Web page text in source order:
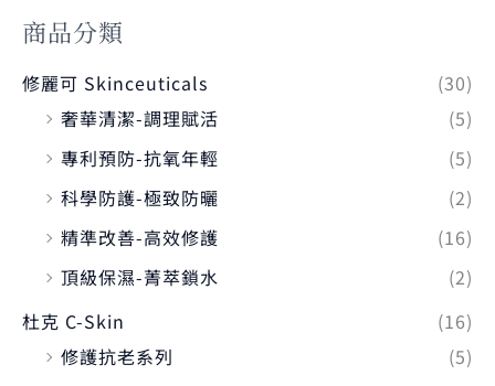
商品分類
修麗可 Skinceuticals
(30)
奢華清潔-調理賦活
(5)
專利預防-抗氧年輕
(5)
科學防護-極致防曬
(2)
精準改善-高效修護
(16)
頂級保濕-菁萃鎖水
(2)
杜克 C-Skin
(16)
修護抗老系列
(5)